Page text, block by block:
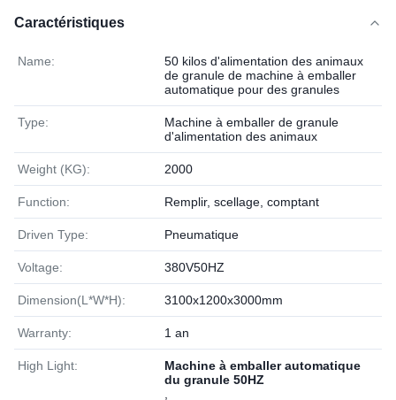
Caractéristiques
Name:
50 kilos d'alimentation des animaux
de granule de machine à emballer
automatique pour des granules
Type:
Machine à emballer de granule
d'alimentation des animaux
Weight (KG): 2000
Function: Remplir, scellage, comptant
Driven Type: Pneumatique
Voltage: 380V50HZ
Dimension(L*W*H): 3100x1200x3000mm
Warranty: 1 an
High Light:
Machine à emballer automatique
du granule 50HZ